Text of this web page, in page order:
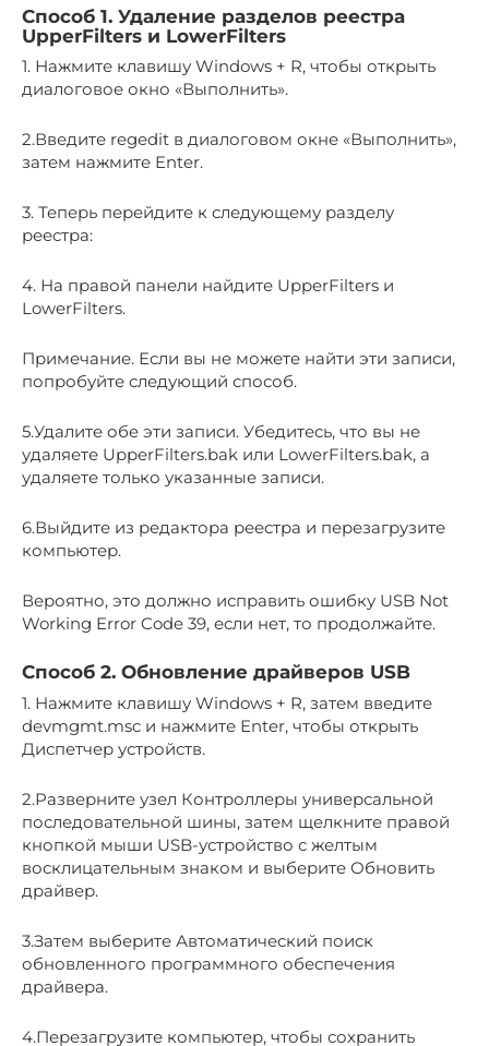
Способ 1. Удаление разделов реестра
UpperFilters и LowerFilters
1. Нажмите клавишу Windows + R, чтобы открыть
диалоговое окно «Выполнить».
2.Введите regedit в диалоговом окне «Выполнить»,
затем нажмите Enter.
3. Теперь перейдите к следующему разделу
реестра:
4. На правой панели найдите UpperFilters и
LowerFilters.
Примечание. Если вы не можете найти эти записи,
попробуйте следующий способ.
5.Удалите обе эти записи. Убедитесь, что вы не
удаляете UpperFilters.bak или LowerFilters.bak, а
удаляете только указанные записи.
6.Выйдите из редактора реестра и перезагрузите
компьютер.
Вероятно, это должно исправить ошибку USB Not
Working Error Code 39, если нет, то продолжайте.
Способ 2. Обновление драйверов USB
1. Нажмите клавишу Windows + R, затем введите
devmgmt.msc и нажмите Enter, чтобы открыть
Диспетчер устройств.
2.Разверните узел Контроллеры универсальной
последовательной шины, затем щелкните правой
кнопкой мыши USB-устройство с желтым
восклицательным знаком и выберите Обновить
драйвер.
3.Затем выберите Автоматический поиск
обновленного программного обеспечения
драйвера.
4.Перезагрузите компьютер, чтобы сохранить